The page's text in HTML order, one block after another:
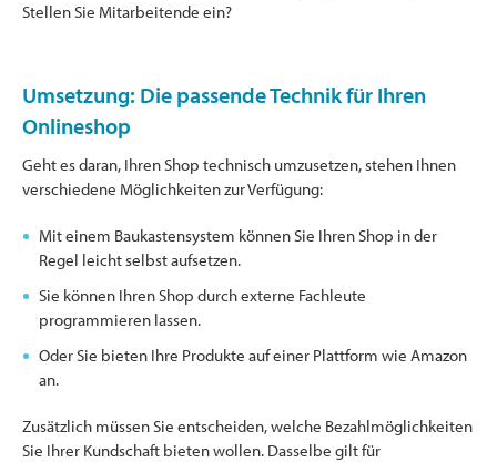
Stellen Sie Mitarbeitende ein?
Umsetzung: Die passende Technik für Ihren
Onlineshop
Geht es daran, Ihren Shop technisch umzusetzen, stehen Ihnen
verschiedene Möglichkeiten zur Verfügung:
Mit einem Baukastensystem können Sie Ihren Shop in der
Regel leicht selbst aufsetzen.
Sie können Ihren Shop durch externe Fachleute
programmieren lassen.
Oder Sie bieten Ihre Produkte auf einer Plattform wie Amazon
an.
Zusätzlich müssen Sie entscheiden, welche Bezahlmöglichkeiten
Sie Ihrer Kundschaft bieten wollen. Dasselbe gilt für